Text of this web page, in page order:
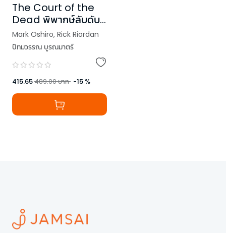
The Court of the
Dead พิพากษ์ลับดับ
วิญญาณ
Mark Oshiro, Rick Riordan
ปัทมวรรณ บูรณมาตร์
415.65489.00บาท -15 %